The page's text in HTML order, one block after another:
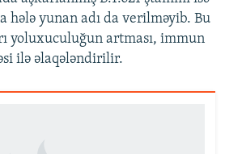
hələ yunan adı da verilməyib. Bu
yoluxuculuğun artması, immun
ilə əlaqələndirilir.